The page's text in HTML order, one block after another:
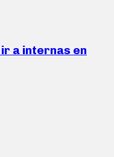
ir a internas en